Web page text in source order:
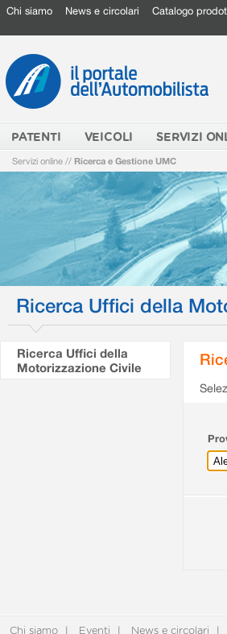
Chi siamo News e circolari Catalogo
PATENTI VEICOLI SERVIZI
Servizi online // Ricerca e Gestione UMC
Ricerca Uffici della
Ricerca Uffici della
Motorizzazione Civile
Chi siamo Eventi News e circolari